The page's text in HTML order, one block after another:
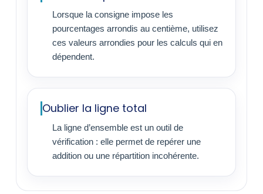
Lorsque la consigne impose les
pourcentages arrondis au centième, utilisez
ces valeurs arrondies pour les calculs qui en
dépendent.
Oublier la ligne total
La ligne d’ensemble est un outil de
vérification : elle permet de repérer une
addition ou une répartition incohérente.